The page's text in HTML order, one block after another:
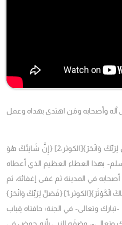
آله وأصحابه ومَن اهتدى بهداه وعمل
وَانْحَرْ}[الكوثر:2]
{إِنَّ شَانِئَكَ هُوَ
بهذا العطاء العظيم الذي أعطاه
في المدينة ثم غفى إغفائة، ثم
الْكَوْثَرَ}[الكوثر:1]
{فَصَلِّ لِرَبِّكَ وَانْحَرْ}
وتعالى- في الجنة؛ حافتاه قِباب
وتعالى-، وصَفَه النبي بأنه حوض في